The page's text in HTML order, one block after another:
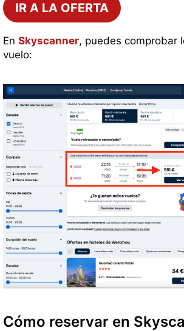
IR A LA OFERTA
En Skyscanner, puedes comprobar
vuelo:
Cómo reservar en